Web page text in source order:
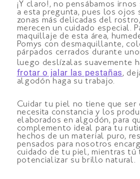
¡Y claro!, no pensábamos
a esta pregunta, pues los ojos
zonas más delicadas del
merecen un cuidado especial.
maquillaje de esta área,
Pomys con desmaquillante,
párpados cerrados durante
luego deslízalas suavemente
frotar o jalar las pestañas ,
algodón haga su trabajo.
Cuidar tu piel no tiene que ser
necesita constancia y los
elaborados en algodón, para
complemento ideal para tu
hechos de un material puro,
pensados para nosotros
cuidado de tu piel, mientras tú
potencializar su brillo natural.